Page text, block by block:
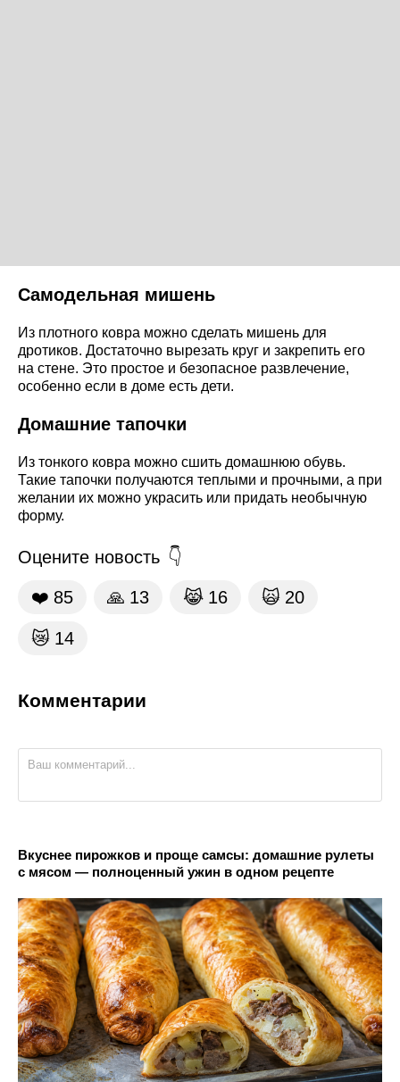
Самодельная мишень
Из плотного ковра можно сделать мишень для
дротиков. Достаточно вырезать круг и закрепить его
на стене. Это простое и безопасное развлечение,
особенно если в доме есть дети.
Домашние тапочки
Из тонкого ковра можно сшить домашнюю обувь.
Такие тапочки получаются теплыми и прочными, а при
желании их можно украсить или придать необычную
форму.
Оцените новость
❤️ 85 🙏 13 😹 16 🙀 20
😿 14
Комментарии
Вкуснее пирожков и проще самсы: домашние рулеты
с мясом — полноценный ужин в одном рецепте